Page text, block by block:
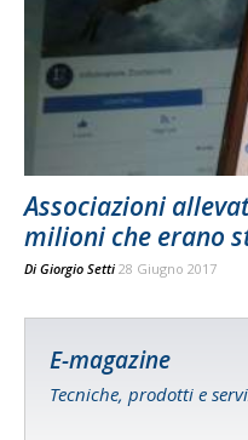
Associazioni
milioni che erano
Di Giorgio Setti 28 Giugno 2017
E-magazine
Tecniche, prodotti e